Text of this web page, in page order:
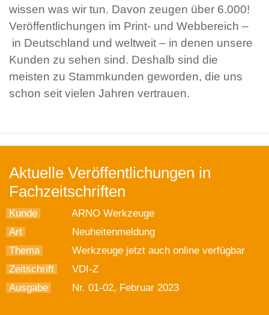
wissen was wir tun. Davon zeugen über 6.000!
Veröffentlichungen im Print- und Webbereich –
in Deutschland und weltweit – in denen unsere
Kunden zu sehen sind. Deshalb sind die
meisten zu Stammkunden geworden, die uns
schon seit vielen Jahren vertrauen.
Aktuelle Veröffentlichungen in
Fachzeitschriften
Kunde
ARNO Werkzeuge
Art
Neuheitenmeldung
Thema
Werkzeuge jetzt auch online verfügbar
Zeitschrift
VDI-Z
Ausgabe
Nr. 01-02, Februar 2023